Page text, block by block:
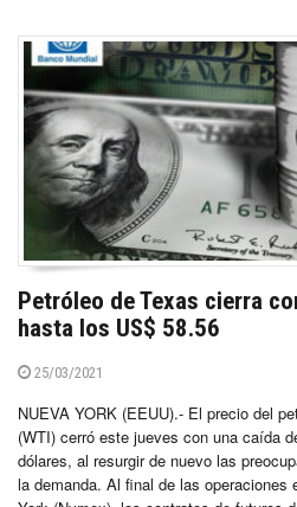
Petróleo de Texas cierra
hasta los US$ 58.56
25/03/2021
NUEVA YORK (EEUU).- El precio del
(WTI) cerró este jueves con una caída
dólares, al resurgir de nuevo las
la demanda. Al final de las operaciones